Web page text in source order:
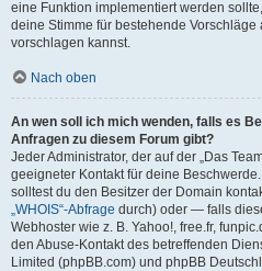
eine Funktion implementiert werden
deine Stimme für bestehende
vorschlagen kannst.
Nach oben
An wen soll ich mich wenden, falls es
Anfragen zu diesem Forum gibt?
Jeder Administrator, der auf der „Das
geeigneter Kontakt für deine
solltest du den Besitzer der Domain
„WHOIS“-Abfrage durch) oder — falls
Webhoster wie z. B. Yahoo!, free.fr,
den Abuse-Kontakt des betreffenden
Limited (phpBB.com) und phpBB